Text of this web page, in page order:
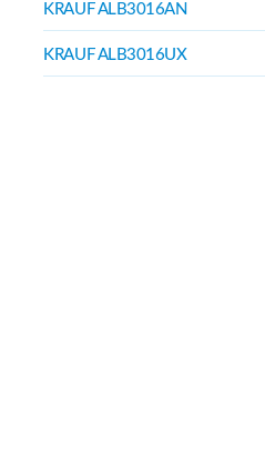
KRAUF ALB3016AN
KRAUF ALB3016UX